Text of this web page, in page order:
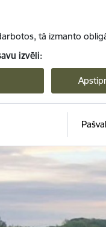
tā izmanto
izvēli: